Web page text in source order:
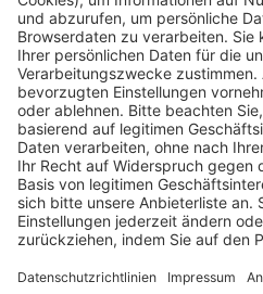
Pässe und Vereinswechsel
Trainerausbildung
Schulungsangebot
BFV-Geschäftsstellen
Trainerbörse
Login SpielPlus
FOLGE DEM BFV